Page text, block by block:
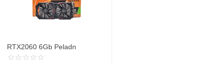
RTX2060 6Gb Peladn